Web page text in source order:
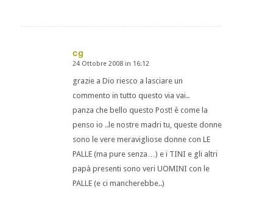
cg
dice:
24 Ottobre 2008 in 16:12
grazie a Dio riesco a lasciare un
commento in tutto questo via vai..
panza che bello questo Post! è come la
penso io ..le nostre madri tu, queste donne
sono le vere meravigliose donne con LE
PALLE (ma pure senza…) e i TINI e gli altri
papà presenti sono veri UOMINI con le
PALLE (e ci mancherebbe..)